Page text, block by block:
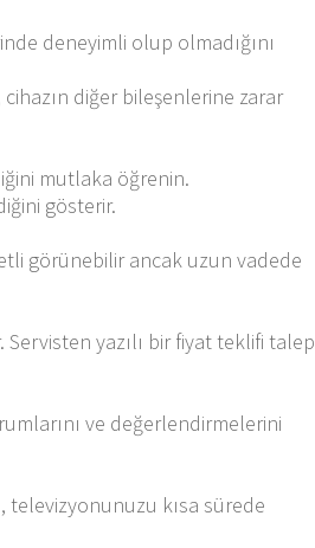
deneyimli olup olmadığını
diğer bileşenlerine zarar
mutlaka öğrenin.
gösterir.
görünebilir ancak uzun vadede
yazılı bir fiyat teklifi talep
ve değerlendirmelerini
televizyonunuzu kısa sürede